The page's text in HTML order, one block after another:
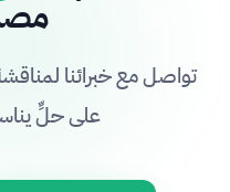
تواصل مع خبرائنا
على حلٍّ